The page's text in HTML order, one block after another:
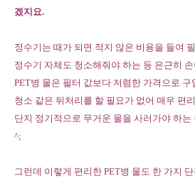
겠지요.
정수기는 때가 되면 적지 않은 비용을 들여
정수기 자체도 청소해줘야 하는 등 은근히
PET병 물은 필터 값보다 저렴한 가격으로 구
청소 같은 뒤처리를 할 필요가 없어 매우 편
단지 정기적으로 무거운 물을 사러가야 하
^;
그런데 이렇게 편리한 PET병 물도 한 가지